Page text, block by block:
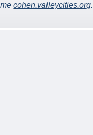
cohen.valleycities.org.